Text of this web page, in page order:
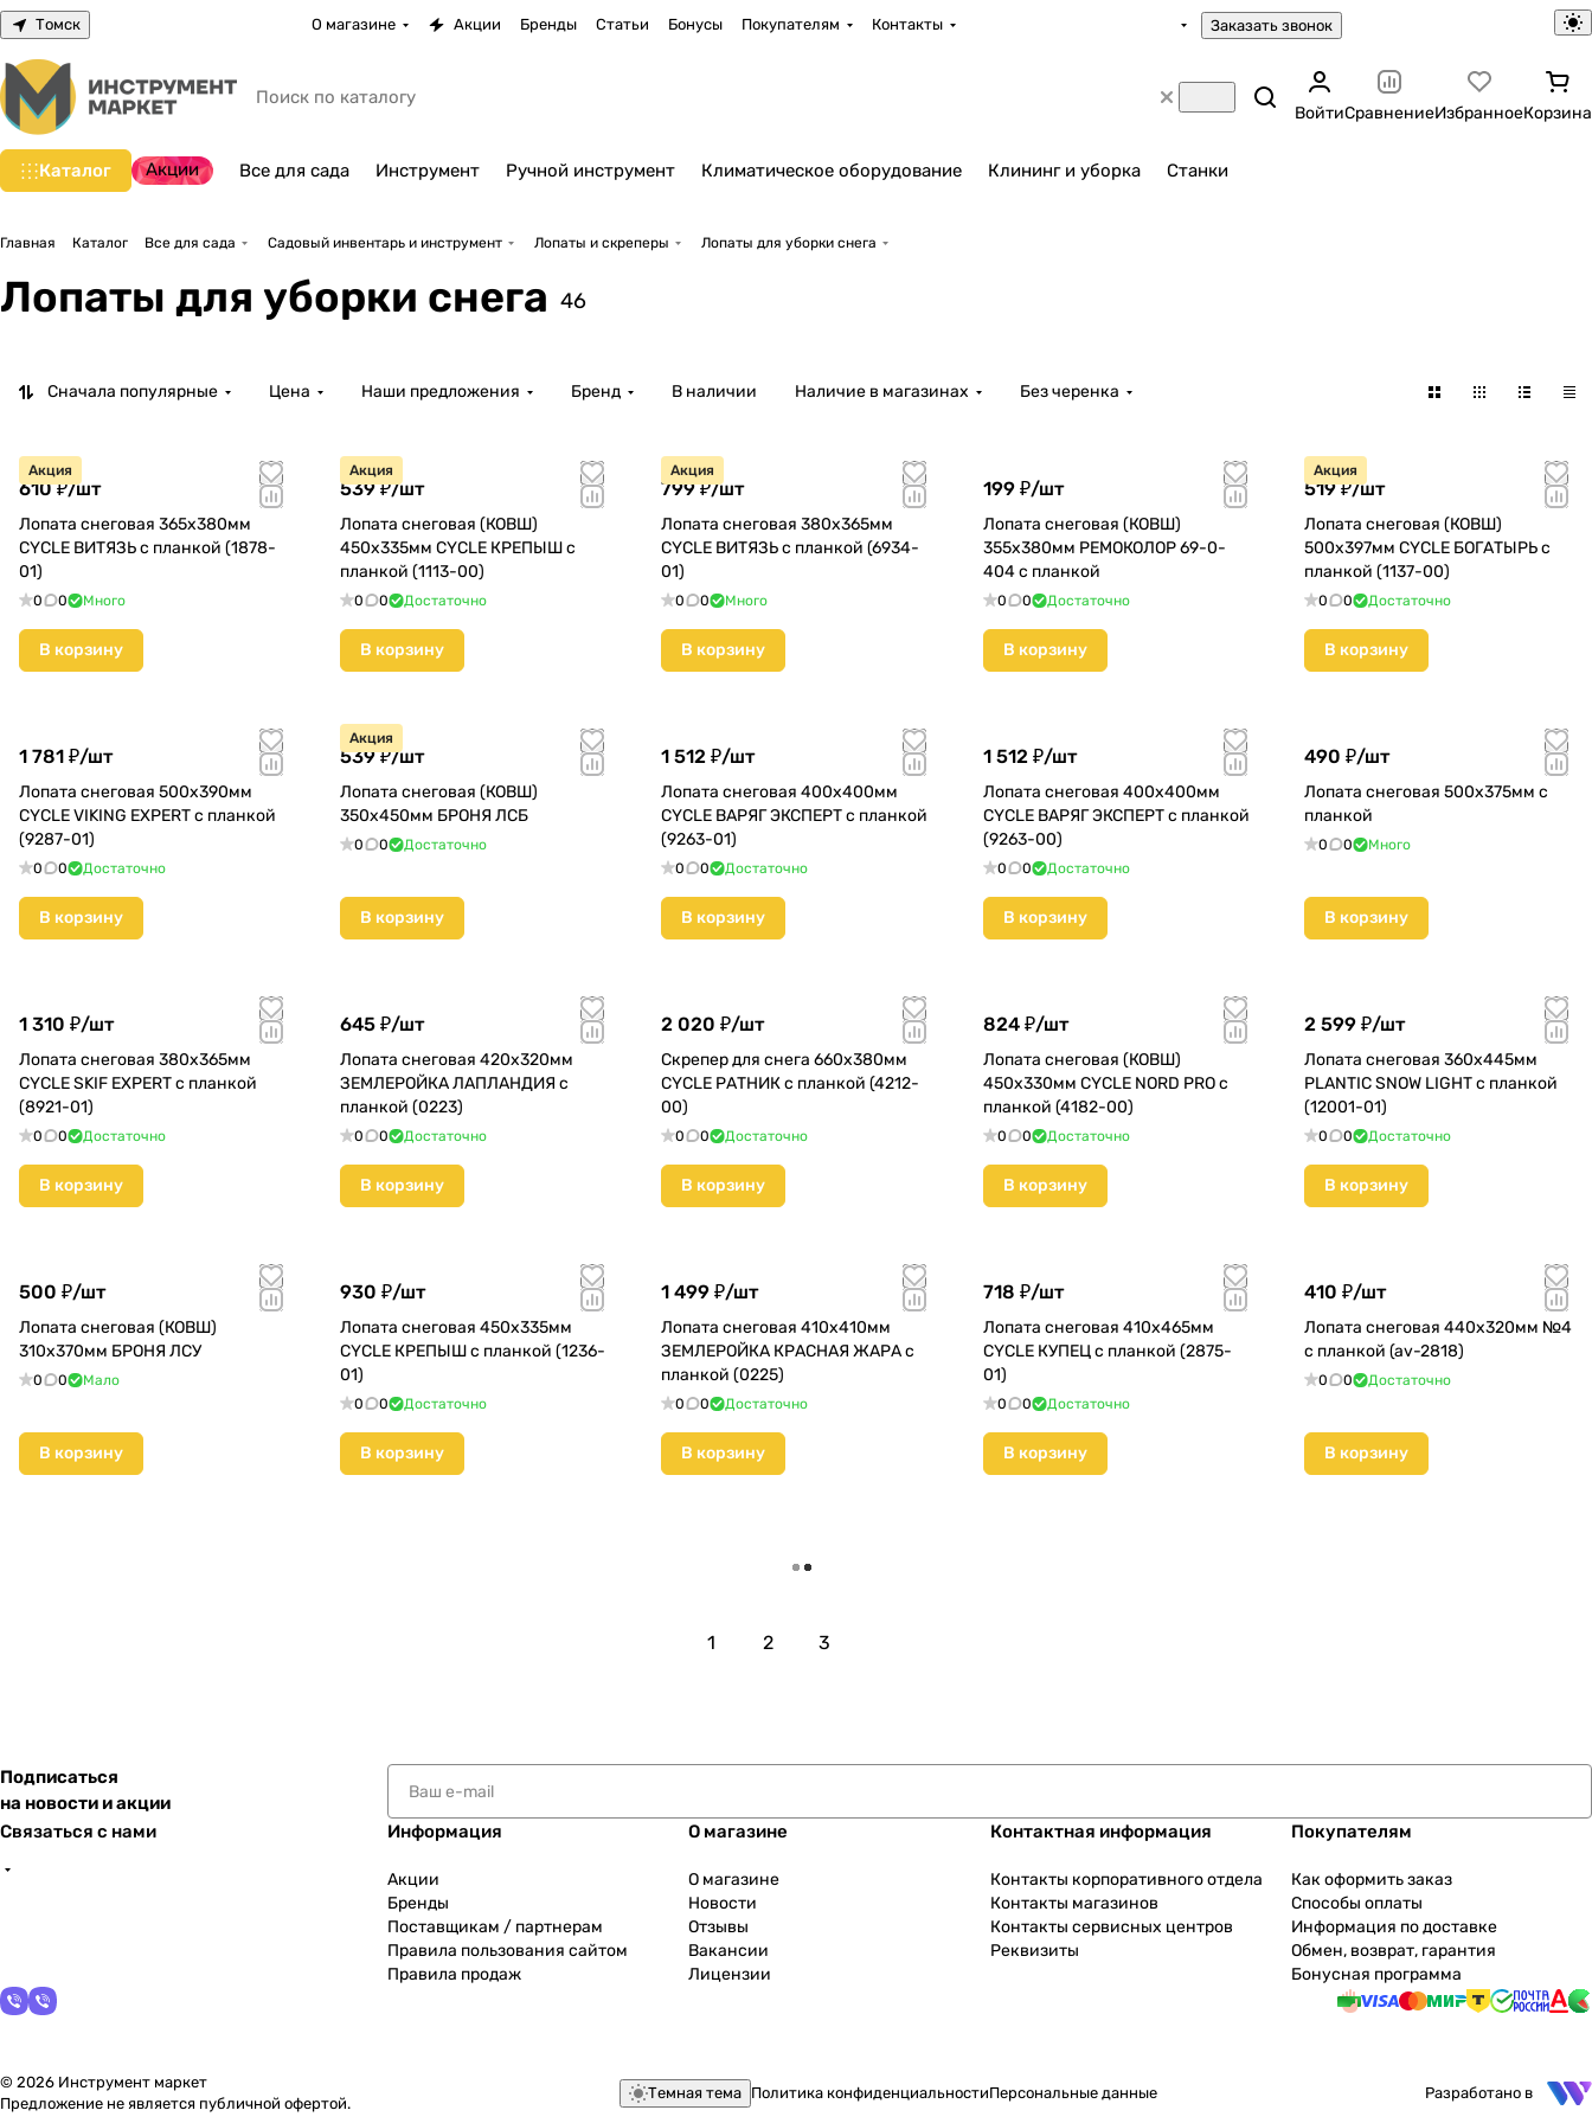
Томск О магазине Акции Бренды Статьи Бонусы Покупателям Контакты Заказать звонок
ВойтиСравнениеИзбранноеКорзина
Каталог Акции Все для сада Инструмент Ручной инструмент Климатическое оборудование Клининг и уборка Станки
Главная Каталог Все для сада Садовый инвентарь и инструмент Лопаты и скреперы Лопаты для уборки снега
Лопаты для уборки снега 46
Сначала популярные Цена Наши предложения Бренд В наличии Наличие в магазинах Без черенка
Акция
610 ₽/шт
Лопата снеговая 365х380мм
CYCLE ВИТЯЗЬ с планкой (1878-
01)
0 0 Много
В корзину
Акция
539 ₽/шт
Лопата снеговая (КОВШ)
450х335мм CYCLE КРЕПЫШ с
планкой (1113-00)
0 0 Достаточно
В корзину
Акция
799 ₽/шт
Лопата снеговая 380х365мм
CYCLE ВИТЯЗЬ с планкой (6934-
01)
0 0 Много
В корзину
199 ₽/шт
Лопата снеговая (КОВШ)
355х380мм РЕМОКОЛОР 69-0-
404 с планкой
0 0 Достаточно
В корзину
Акция
519 ₽/шт
Лопата снеговая (КОВШ)
500х397мм CYCLE БОГАТЫРЬ с
планкой (1137-00)
0 0 Достаточно
В корзину
1 781 ₽/шт
Лопата снеговая 500х390мм
CYCLE VIKING EXPERT с планкой
(9287-01)
0 0 Достаточно
В корзину
Акция
539 ₽/шт
Лопата снеговая (КОВШ)
350х450мм БРОНЯ ЛСБ
0 0 Достаточно
В корзину
1 512 ₽/шт
Лопата снеговая 400х400мм
CYCLE ВАРЯГ ЭКСПЕРТ с планкой
(9263-01)
0 0 Достаточно
В корзину
1 512 ₽/шт
Лопата снеговая 400х400мм
CYCLE ВАРЯГ ЭКСПЕРТ с планкой
(9263-00)
0 0 Достаточно
В корзину
490 ₽/шт
Лопата снеговая 500х375мм с
планкой
0 0 Много
В корзину
1 310 ₽/шт
Лопата снеговая 380х365мм
CYCLE SKIF EXPERT с планкой
(8921-01)
0 0 Достаточно
В корзину
645 ₽/шт
Лопата снеговая 420х320мм
ЗЕМЛЕРОЙКА ЛАПЛАНДИЯ с
планкой (0223)
0 0 Достаточно
В корзину
2 020 ₽/шт
Скрепер для снега 660х380мм
CYCLE РАТНИК с планкой (4212-
00)
0 0 Достаточно
В корзину
824 ₽/шт
Лопата снеговая (КОВШ)
450х330мм CYCLE NORD PRO с
планкой (4182-00)
0 0 Достаточно
В корзину
2 599 ₽/шт
Лопата снеговая 360х445мм
PLANTIC SNOW LIGHT с планкой
(12001-01)
0 0 Достаточно
В корзину
500 ₽/шт
Лопата снеговая (КОВШ)
310х370мм БРОНЯ ЛСУ
0 0 Мало
В корзину
930 ₽/шт
Лопата снеговая 450х335мм
CYCLE КРЕПЫШ с планкой (1236-
01)
0 0 Достаточно
В корзину
1 499 ₽/шт
Лопата снеговая 410х410мм
ЗЕМЛЕРОЙКА КРАСНАЯ ЖАРА с
планкой (0225)
0 0 Достаточно
В корзину
718 ₽/шт
Лопата снеговая 410х465мм
CYCLE КУПЕЦ с планкой (2875-
01)
0 0 Достаточно
В корзину
410 ₽/шт
Лопата снеговая 440х320мм №4
с планкой (av-2818)
0 0 Достаточно
В корзину
Загрузить еще
1 2 3
Подписаться
на новости и акции
Связаться с нами
Информация
Акции
Бренды
Поставщикам / партнерам
Правила пользования сайтом
Правила продаж
О магазине
О магазине
Новости
Отзывы
Вакансии
Лицензии
Контактная информация
Контакты корпоративного отдела
Контакты магазинов
Контакты сервисных центров
Реквизиты
Покупателям
Как оформить заказ
Способы оплаты
Информация по доставке
Обмен, возврат, гарантия
Бонусная программа
© 2026 Инструмент маркет
Предложение не является публичной офертой.
Темная тема Политика конфиденциальностиПерсональные данные Разработано в